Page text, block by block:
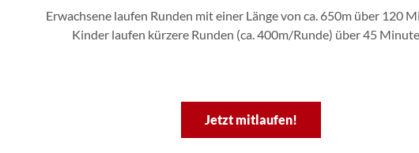
Erwachsene laufen Runden mit einer Länge von ca. 650m über 120
Kinder laufen kürzere Runden (ca. 400m/Runde) über 45
Jetzt mitlaufen!